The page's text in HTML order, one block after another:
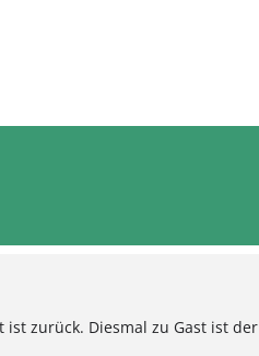
ist zurück. Diesmal zu Gast ist der